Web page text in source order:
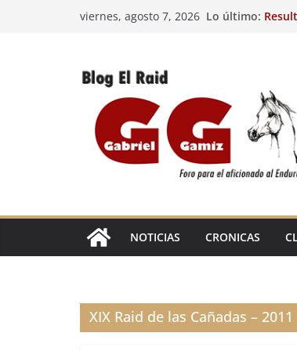
viernes, agosto 7, 2026 Lo último:
Raid
EL
NOTICIAS CRONICAS
XIX Raid de las Cañadas – 2011